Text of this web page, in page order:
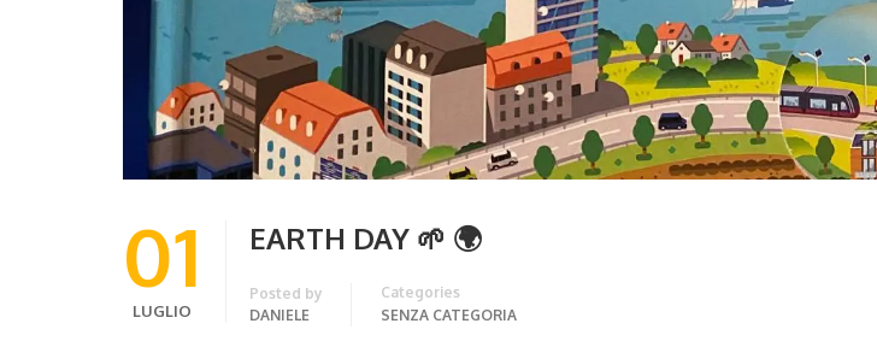
01
LUGLIO
EARTH DAY 🌱 🌍
Posted by
DANIELE
Categories
SENZA CATEGORIA